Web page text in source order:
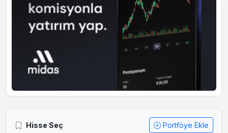
Hisse Seç Portföye Ekle